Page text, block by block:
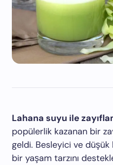
Lahana suyu ile
popülerlik kazanan bir
geldi. Besleyici ve düşük
bir yaşam tarzını